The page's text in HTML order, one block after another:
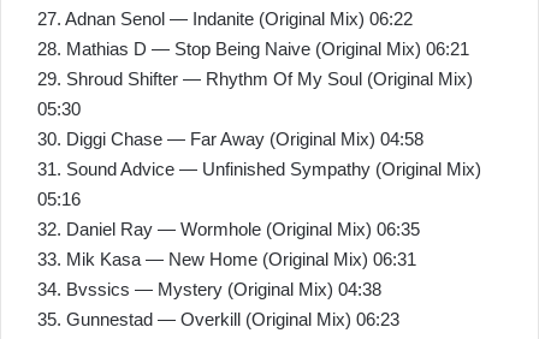
27. Adnan Senol — Indanite (Original Mix) 06:22
28. Mathias D — Stop Being Naive (Original Mix) 06:21
29. Shroud Shifter — Rhythm Of My Soul (Original Mix)
05:30
30. Diggi Chase — Far Away (Original Mix) 04:58
31. Sound Advice — Unfinished Sympathy (Original Mix)
05:16
32. Daniel Ray — Wormhole (Original Mix) 06:35
33. Mik Kasa — New Home (Original Mix) 06:31
34. Bvssics — Mystery (Original Mix) 04:38
35. Gunnestad — Overkill (Original Mix) 06:23